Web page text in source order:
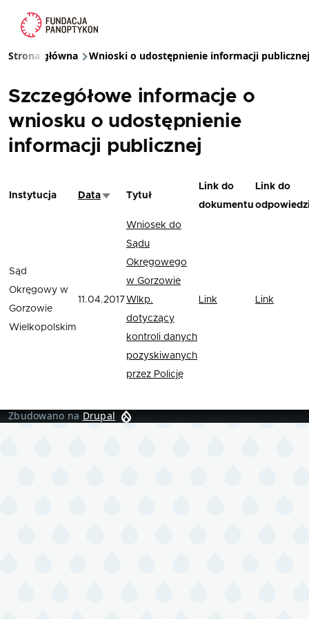
Ścieżka nawigacyjna
Strona główna Wnioski o udostępnienie informacji publicznej
Szczegółowe informacje o
wniosku o udostępnienie
informacji publicznej
Instytucja DataSortuj rosnąco
Tytuł
Link do
dokumentu
Link do
Sąd
Okręgowy w
Gorzowie
Wielkopolskim
11.04.2017
Wniosek do
Sądu
Okręgowego
w Gorzowie
Wlkp.
dotyczący
kontroli danych
pozyskiwanych
przez Policję
Link Link
Zbudowano na Drupal